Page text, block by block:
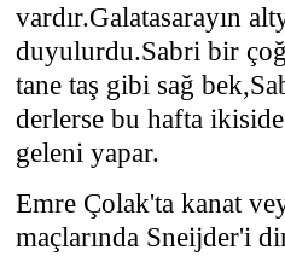
vardır.Galatasarayın
duyulurdu.Sabri bir
tane taş gibi sağ
derlerse bu hafta
geleni yapar.
Emre Çolak'ta kanat
maçlarında Sneijder'i